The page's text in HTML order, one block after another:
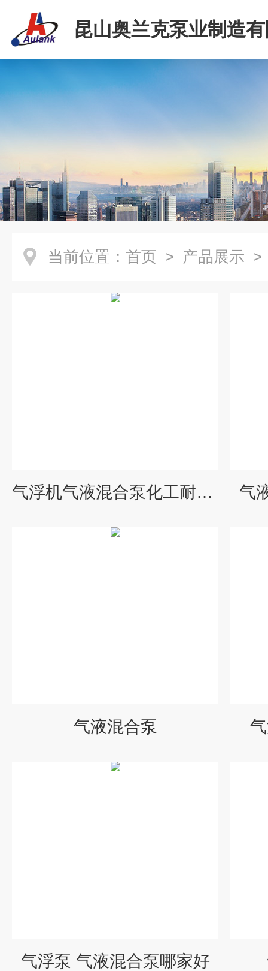
昆山奥兰克泵业制造
当前位置： 首页 > 产品展示
气浮机气液混合泵化工耐腐蚀耐酸碱循环泵 气
气液混合泵
气浮泵 气液混合泵哪家好